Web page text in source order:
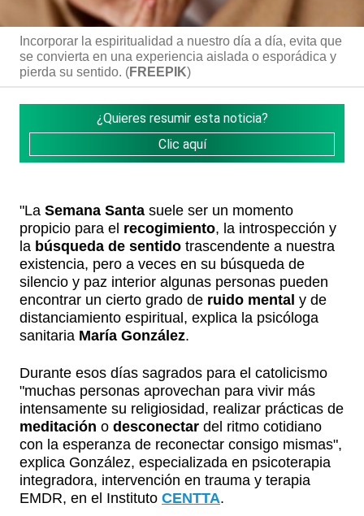
Incorporar la espiritualidad a nuestro día a día, evita que
se convierta en una experiencia aislada o esporádica y
pierda su sentido. (FREEPIK)
¿Quieres resumir esta noticia?
Clic aquí
"La Semana Santa suele ser un momento
propicio para el recogimiento, la introspección y
la búsqueda de sentido trascendente a nuestra
existencia, pero a veces en su búsqueda de
silencio y paz interior algunas personas pueden
encontrar un cierto grado de ruido mental y de
distanciamiento espiritual, explica la psicóloga
sanitaria María González.
Durante esos días sagrados para el catolicismo
"muchas personas aprovechan para vivir más
intensamente su religiosidad, realizar prácticas de
meditación o desconectar del ritmo cotidiano
con la esperanza de reconectar consigo mismas",
explica González, especializada en psicoterapia
integradora, intervención en trauma y terapia
EMDR, en el Instituto CENTTA.